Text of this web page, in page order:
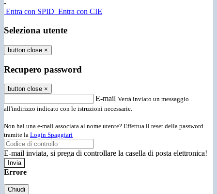
-
Entra con SPID Entra con CIE
Seleziona utente
button close ×
Recupero password
button close ×
E-mail Verrà inviato un messaggio
all'indirizzo indicato con le istruzioni necessarie.
Non hai una e-mail associata al nome utente? Effettua il reset della password
tramite la Login Spaggiari
E-mail inviata, si prega di controllare la casella di posta elettronica!
Errore
Chiudi